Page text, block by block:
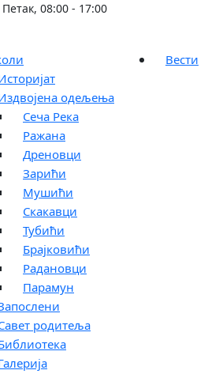
08:00 - 17:00
одељења
Сеча Река
Ражана
Дреновци
Зарићи
Мушићи
Скакавци
Тубићи
Брајковићи
Радановци
Парамун
родитеља
Вести